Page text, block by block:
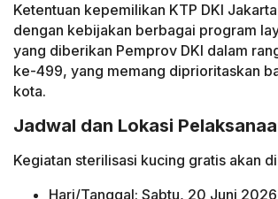
Ketentuan kepemilikan KTP DKI
dengan kebijakan berbagai program
yang diberikan Pemprov DKI dalam
ke-499, yang memang diprioritaskan
kota.
Jadwal dan Lokasi
Kegiatan sterilisasi kucing gratis akan
Hari/Tanggal: Sabtu, 20 Juni 2026